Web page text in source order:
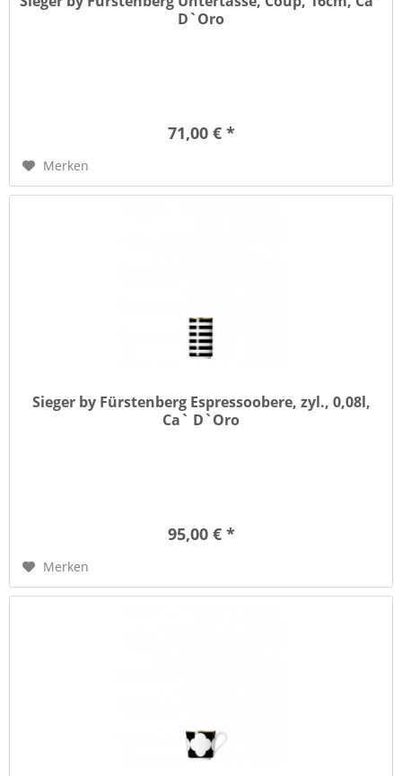
D`Oro
71,00 € *
Merken
Sieger by Fürstenberg Espressoobere, zyl., 0,08l,
Ca` D`Oro
95,00 € *
Merken